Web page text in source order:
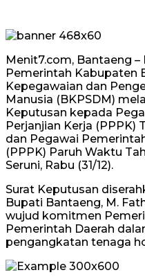
Menit7.com, Bantaeng
Pemerintah Kabupaten
Kepegawaian dan
Manusia (BKPSDM)
Keputusan kepada
Perjanjian Kerja (PPPK)
dan Pegawai
(PPPK) Paruh Waktu
Seruni, Rabu (31/12).
Surat Keputusan
Bupati Bantaeng, M.
wujud komitmen
Pemerintah Daerah
pengangkatan tenaga